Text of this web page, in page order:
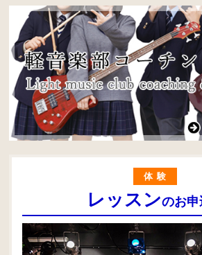
体験
レッスンのお